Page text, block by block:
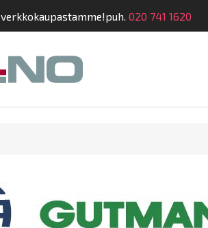
verkkokaupastamme!puh. 020 741 1620
Shop